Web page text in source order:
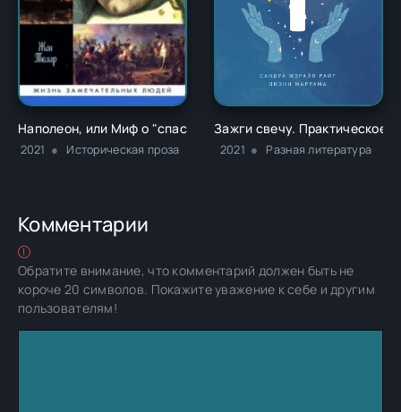
Наполеон, или Миф о "спасителе" - Жан Тюлар
2021 Историческая проза
Зажги свечу. Практическое
2021 Разная литература
Комментарии
Обратите внимание, что комментарий должен быть не
короче 20 символов. Покажите уважение к себе и другим
пользователям!